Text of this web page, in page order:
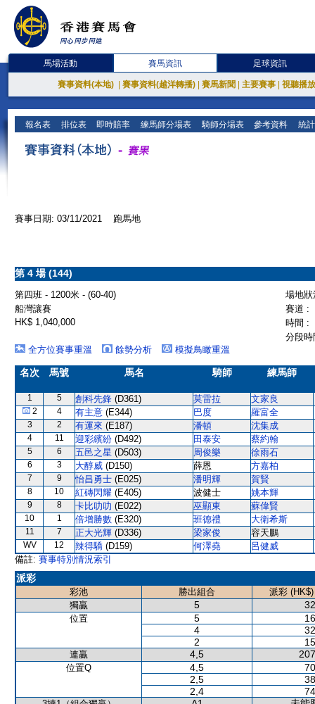
馬場活動 賽馬資訊 足球資訊
賽事資料(本地) 賽事資料(越洋轉播) 賽馬新聞 主要賽事 視聽播
報名表 排位表 即時賠率 練馬師分場表 騎師分場表 參考資料 統
賽事日期: 03/11/2021 跑馬地
第 4 場 (144)
第四班 - 1200米 - (60-40)
場地
船灣讓賽
賽道 :
HK$ 1,040,000
時間 :
分段
全方位賽事重溫
餘勢分析 模擬鳥瞰重溫
名次 馬號 馬名 騎師 練馬師
1 5 創科先鋒 (D361) 莫雷拉 文家良
2 4 有主意 (E344) 巴度 羅富全
3 2 有運來 (E187) 潘頓 沈集成
4 11 迎彩繽紛 (D492) 田泰安 蔡約翰
5 6 五邑之星 (D503) 周俊樂 徐雨石
6 3 大醇威 (D150) 薛恩 方嘉柏
7 9 怡昌勇士 (E025) 潘明輝 賀賢
8 10 紅磚閃耀 (E405) 波健士 姚本輝
9 8 卡比叻叻 (E022) 巫顯東 蘇偉賢
10 1 倍增勝數 (E320) 班德禮 大衛希斯
11 7 正大光輝 (D336) 梁家俊 容天鵬
WV 12 辣得驕 (D159) 何澤堯
呂健威
備註: 賽事特別情況索引
派彩
彩池 勝出組合
派彩 (HK$)
獨贏
5
位置 5
4
2
連贏 4,5
位置Q 4,5
2,5
2,4